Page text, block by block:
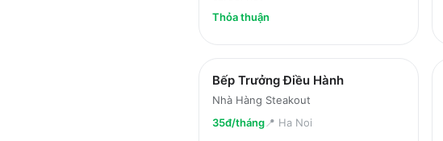
Thỏa thuận
Bếp Trưởng Điều Hành
Nhà Hàng Steakout
35đ/tháng📍 Ha Noi